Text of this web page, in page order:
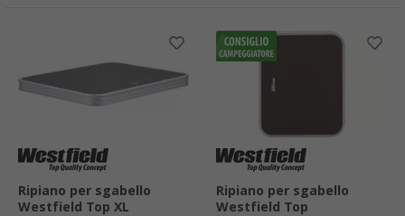
Ripiano per sgabello
Westfield Top XL
Ripiano per sgabello
Westfield Top